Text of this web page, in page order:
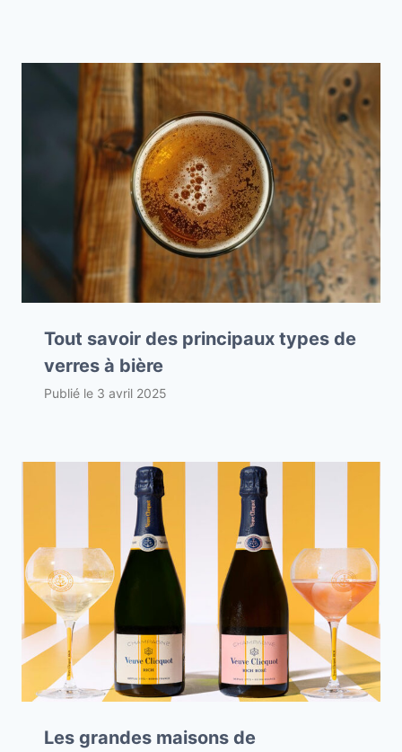
Tout savoir des principaux types de
verres à bière
Publié le 3 avril 2025
Les grandes maisons de